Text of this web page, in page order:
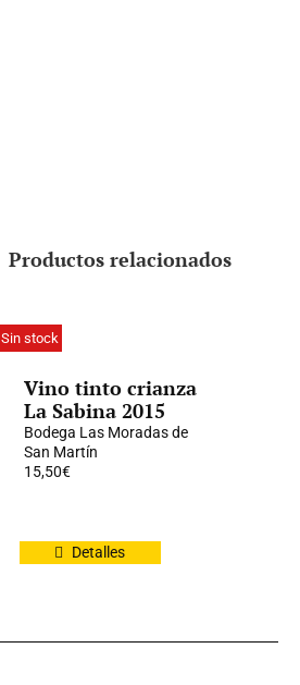
Productos relacionados
Sin stock
Vino tinto crianza
La Sabina 2015
Bodega Las Moradas de
San Martín
15,50€
Detalles